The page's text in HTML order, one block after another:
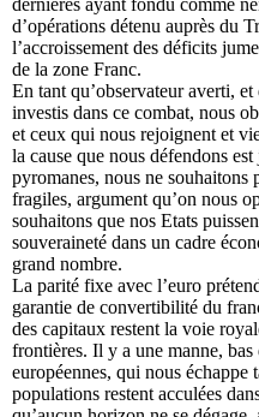
dernières ayant fondu comme
d’opérations détenu auprès du
l’accroissement des déficits
de la zone Franc.
En tant qu’observateur averti,
investis dans ce combat, nous
et ceux qui nous rejoignent et
la cause que nous défendons
pyromanes, nous ne souhaitons
fragiles, argument qu’on nous
souhaitons que nos Etats
souveraineté dans un cadre
grand nombre.
La parité fixe avec l’euro
garantie de convertibilité du
des capitaux restent la voie
frontières. Il y a une manne, bas
européennes, qui nous échappe
populations restent acculées